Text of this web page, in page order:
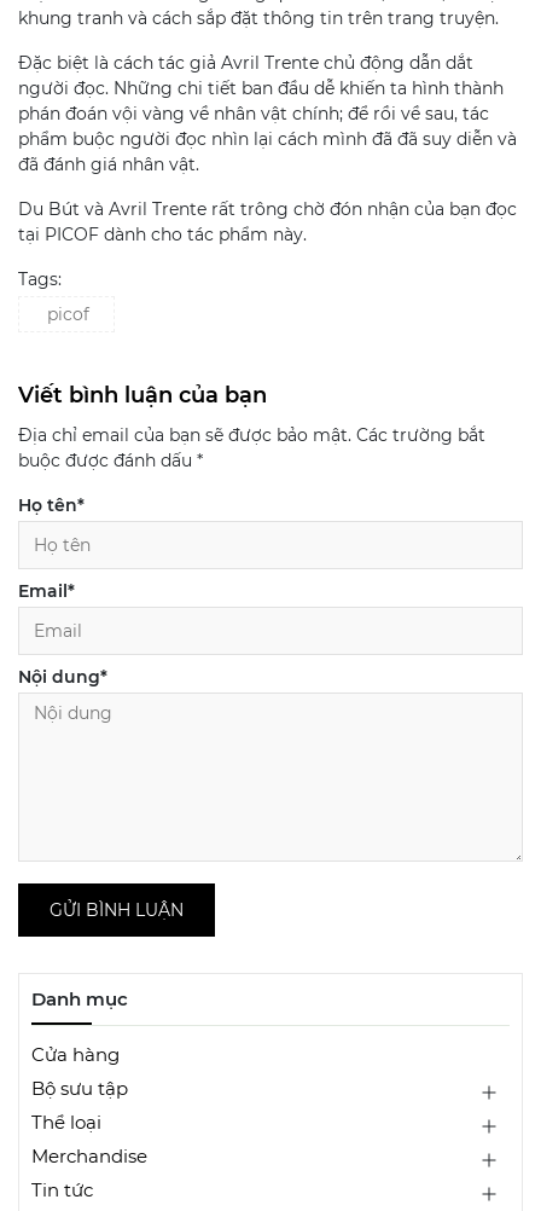
khung tranh và cách sắp đặt thông tin trên trang truyện.
Đặc biệt là cách tác giả Avril Trente chủ động dẫn dắt
người đọc. Những chi tiết ban đầu dễ khiến ta hình thành
phán đoán vội vàng về nhân vật chính; để rồi về sau, tác
phẩm buộc người đọc nhìn lại cách mình đã đã suy diễn và
đã đánh giá nhân vật.
Du Bút và Avril Trente rất trông chờ đón nhận của bạn đọc
tại PICOF dành cho tác phẩm này.
Tags:
picof
Viết bình luận của bạn
Địa chỉ email của bạn sẽ được bảo mật. Các trường bắt
buộc được đánh dấu *
Họ tên*
Email*
Nội dung*
GỬI BÌNH LUẬN
Danh mục
Cửa hàng
Bộ sưu tập
Thể loại
Merchandise
Tin tức